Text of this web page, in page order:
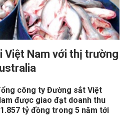
Việt Nam với thị trường
công ty Đường sắt Việt
được giao đạt doanh thu
tỷ đồng trong 5 năm tới